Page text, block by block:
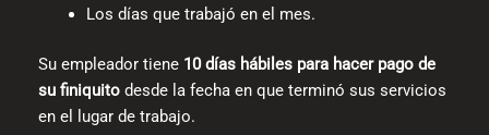
Los días que trabajó en el mes.
Su empleador tiene 10 días hábiles para hacer pago de
su finiquito desde la fecha en que terminó sus servicios
en el lugar de trabajo.